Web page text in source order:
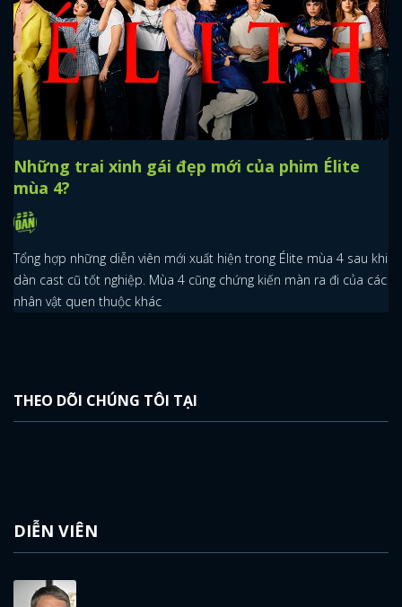
Những trai xinh gái đẹp mới của phim Élite
mùa 4?
Tổng hợp những diễn viên mới xuất hiện trong Élite mùa 4 sau khi
dàn cast cũ tốt nghiệp. Mùa 4 cũng chứng kiến màn ra đi của các
nhân vật quen thuộc khác
THEO DÕI CHÚNG TÔI TẠI
DIỄN VIÊN